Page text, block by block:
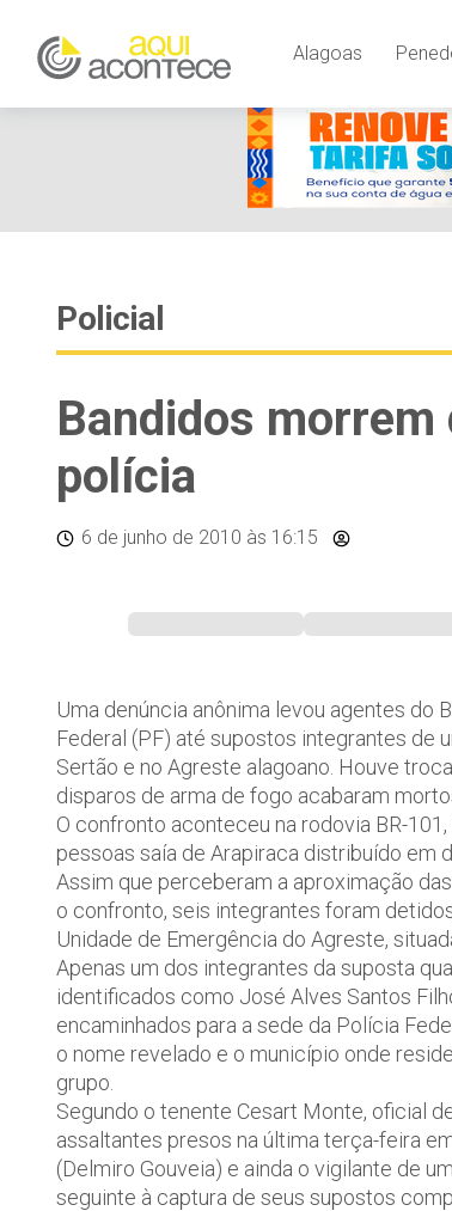
Alagoas
Policial
Bandidos
polícia
6 de junho de 2010 às 16:15
Uma denúncia anônima levou agentes do
Federal (PF) até supostos integrantes de
Sertão e no Agreste alagoano. Houve
disparos de arma de fogo acabaram
O confronto aconteceu na rodovia BR-
pessoas saía de Arapiraca distribuído em
Assim que perceberam a aproximação
o confronto, seis integrantes foram
Unidade de Emergência do Agreste,
Apenas um dos integrantes da suposta
identificados como José Alves Santos
encaminhados para a sede da Polícia
o nome revelado e o município onde
grupo.
Segundo o tenente Cesart Monte, oficial
assaltantes presos na última terça-feira
(Delmiro Gouveia) e ainda o vigilante de
seguinte à captura de seus supostos